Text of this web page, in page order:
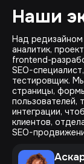
Наши
Над
аналитик,
frontend-
SEO-
тестировщик.
страницы,
пользователей,
интеграции,
клиентов,
SEO-